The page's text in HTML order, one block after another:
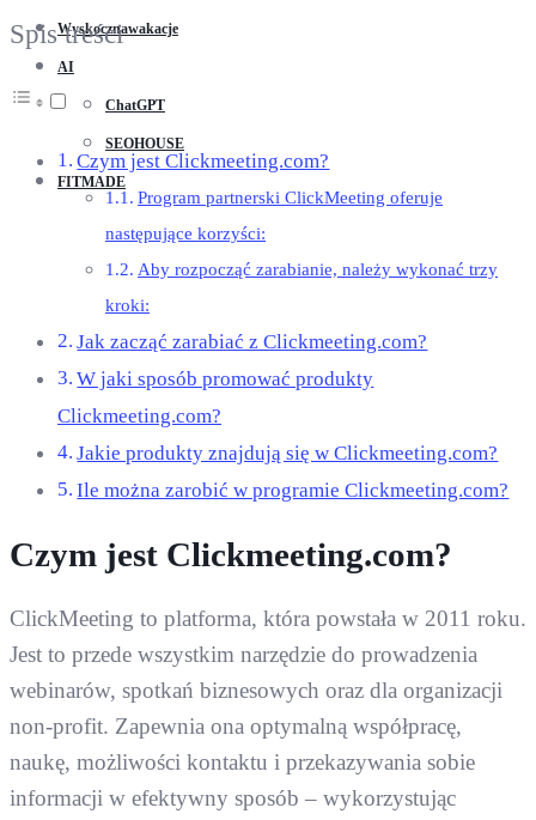
Wyskocznawakacje
AI
ChatGPT
SEOHOUSE
FITMADE
Spis treści
Czym jest Clickmeeting.com?
Program partnerski ClickMeeting oferuje
następujące korzyści:
Aby rozpocząć zarabianie, należy wykonać trzy
kroki:
Jak zacząć zarabiać z Clickmeeting.com?
W jaki sposób promować produkty
Clickmeeting.com?
Jakie produkty znajdują się w Clickmeeting.com?
Ile można zarobić w programie Clickmeeting.com?
Czym jest Clickmeeting.com?
ClickMeeting to platforma, która powstała w 2011 roku.
Jest to przede wszystkim narzędzie do prowadzenia
webinarów, spotkań biznesowych oraz dla organizacji
non-profit. Zapewnia ona optymalną współpracę,
naukę, możliwości kontaktu i przekazywania sobie
informacji w efektywny sposób – wykorzystując